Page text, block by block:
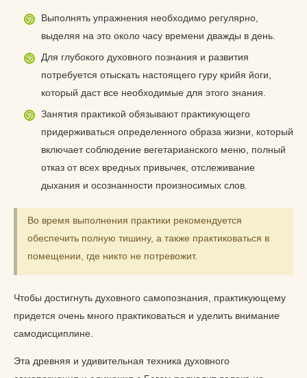
Выполнять упражнения необходимо регулярно,
выделяя на это около часу времени дважды в день.
Для глубокого духовного познания и развития
потребуется отыскать настоящего гуру крийя йоги,
который даст все необходимые для этого знания.
Занятия практикой обязывают практикующего
придерживаться определенного образа жизни, который
включает соблюдение вегетарианского меню, полный
отказ от всех вредных привычек, отслеживание
дыхания и осознанности произносимых слов.
Во время выполнения практики рекомендуется
обеспечить полную тишину, а также практиковаться в
помещении, где никто не потревожит.
Чтобы достигнуть духовного самопознания, практикующему
придется очень много практиковаться и уделить внимание
самодисциплине.
Эта древняя и удивительная техника духовного